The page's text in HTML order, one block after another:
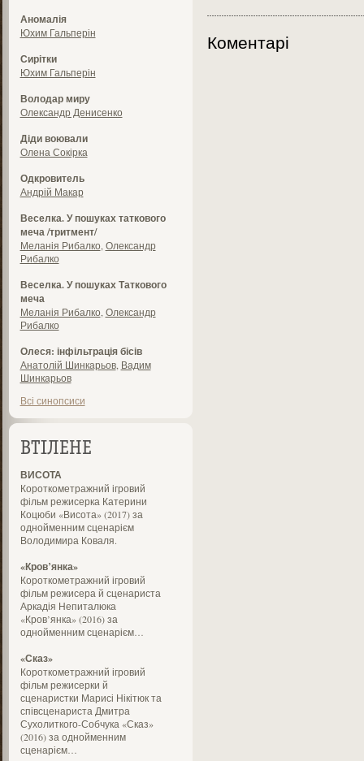
Аномалія
Юхим Гальперін
Сирітки
Юхим Гальперін
Володар миру
Олександр Денисенко
Діди воювали
Олена Сокірка
Одкровитель
Андрій Макар
Веселка. У пошуках таткового
меча /тритмент/
Меланія Рибалко Олександр
Рибалко
Веселка. У пошуках Таткового
меча
Меланія Рибалко Олександр
Рибалко
Олеся: інфільтрація бісів
Анатолій Шинкарьов, Вадим
Шинкарьов
Всі синопсиси
ВТІЛЕНЕ
ВИСОТА
Короткометражний ігровий
фільм режисерка Катерини
Коцюби «Висота» (2017) за
однойменним сценарієм
Володимира Коваля.
«Кров’янка»
Короткометражний ігровий
фільм режисера й сценариста
Аркадія Непиталюка
«Кров’янка» (2016) за
однойменним сценарієм…
«Сказ»
Короткометражний ігровий
фільм режисерки й
сценаристки Марисі Нікітюк та
співсценариста Дмитра
Сухолиткого-Собчука «Сказ»
(2016) за однойменним
сценарієм…
Коментарі